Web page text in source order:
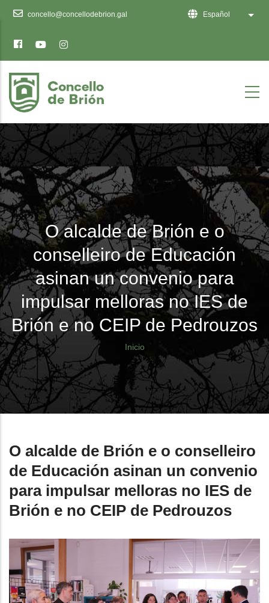
sitio
web
inclúe
un
sistema
de
accesibilidade.
concello@concellodebrion.gal Español Lista
O alcalde de Brión e o
conselleiro de Educación
asinan un convenio para
impulsar melloras no IES de
Brión e no CEIP de Pedrouzos
Sobrescribir
enlaces
de
ayuda
la
navegación
Inicio
O alcalde de Brión e o conselleiro
de Educación asinan un convenio
para impulsar melloras no IES de
Brión e no CEIP de Pedrouzos